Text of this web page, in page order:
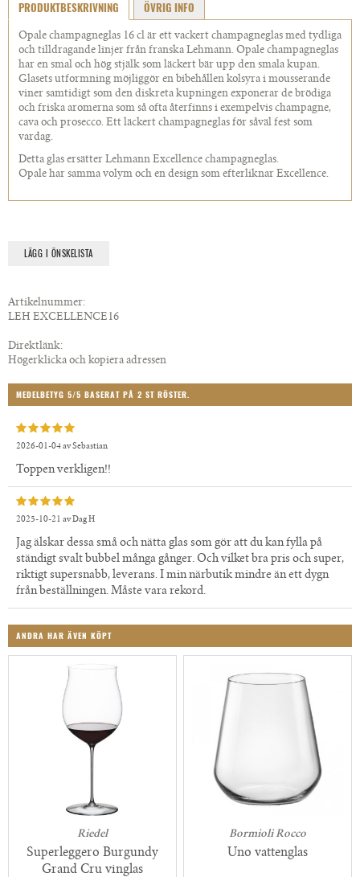
PRODUKTBESKRIVNING ÖVRIG INFO
Opale champagneglas 16 cl är ett vackert champagneglas med tydliga
och tilldragande linjer från franska Lehmann. Opale champagneglas
har en smal och hög stjälk som läckert bär upp den smala kupan.
Glasets utformning möjliggör en bibehållen kolsyra i mousserande
viner samtidigt som den diskreta kupningen exponerar de brödiga
och friska aromerna som så ofta återfinns i exempelvis champagne,
cava och prosecco. Ett läckert champagneglas för såväl fest som
vardag.
Detta glas ersätter Lehmann Excellence champagneglas.
Opale har samma volym och en design som efterliknar Excellence.
LÄGG I ÖNSKELISTA
Artikelnummer:
LEH EXCELLENCE16
Direktlänk:
Högerklicka och kopiera adressen
MEDELBETYG 5/5 BASERAT PÅ 2 ST RÖSTER.
2026-01-04 avSebastian
Toppen verkligen!!
2025-10-21 avDag H
Jag älskar dessa små och nätta glas som gör att du kan fylla på
ständigt svalt bubbel många gånger. Och vilket bra pris och super,
riktigt supersnabb, leverans. I min närbutik mindre än ett dygn
från beställningen. Måste vara rekord.
ANDRA HAR ÄVEN KÖPT
Riedel
Superleggero Burgundy
Grand Cru vinglas
Bormioli Rocco
Uno vattenglas